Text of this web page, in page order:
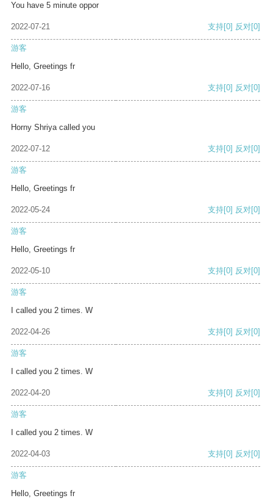
You have 5 minute oppor
2022-07-21 支持[0] 反对[0]
游客
Hello, Greetings fr
2022-07-16 支持[0] 反对[0]
游客
Horny Shriya called you
2022-07-12 支持[0] 反对[0]
游客
Hello, Greetings fr
2022-05-24 支持[0] 反对[0]
游客
Hello, Greetings fr
2022-05-10 支持[0] 反对[0]
游客
I called you 2 times. W
2022-04-26 支持[0] 反对[0]
游客
I called you 2 times. W
2022-04-20 支持[0] 反对[0]
游客
I called you 2 times. W
2022-04-03 支持[0] 反对[0]
游客
Hello, Greetings fr